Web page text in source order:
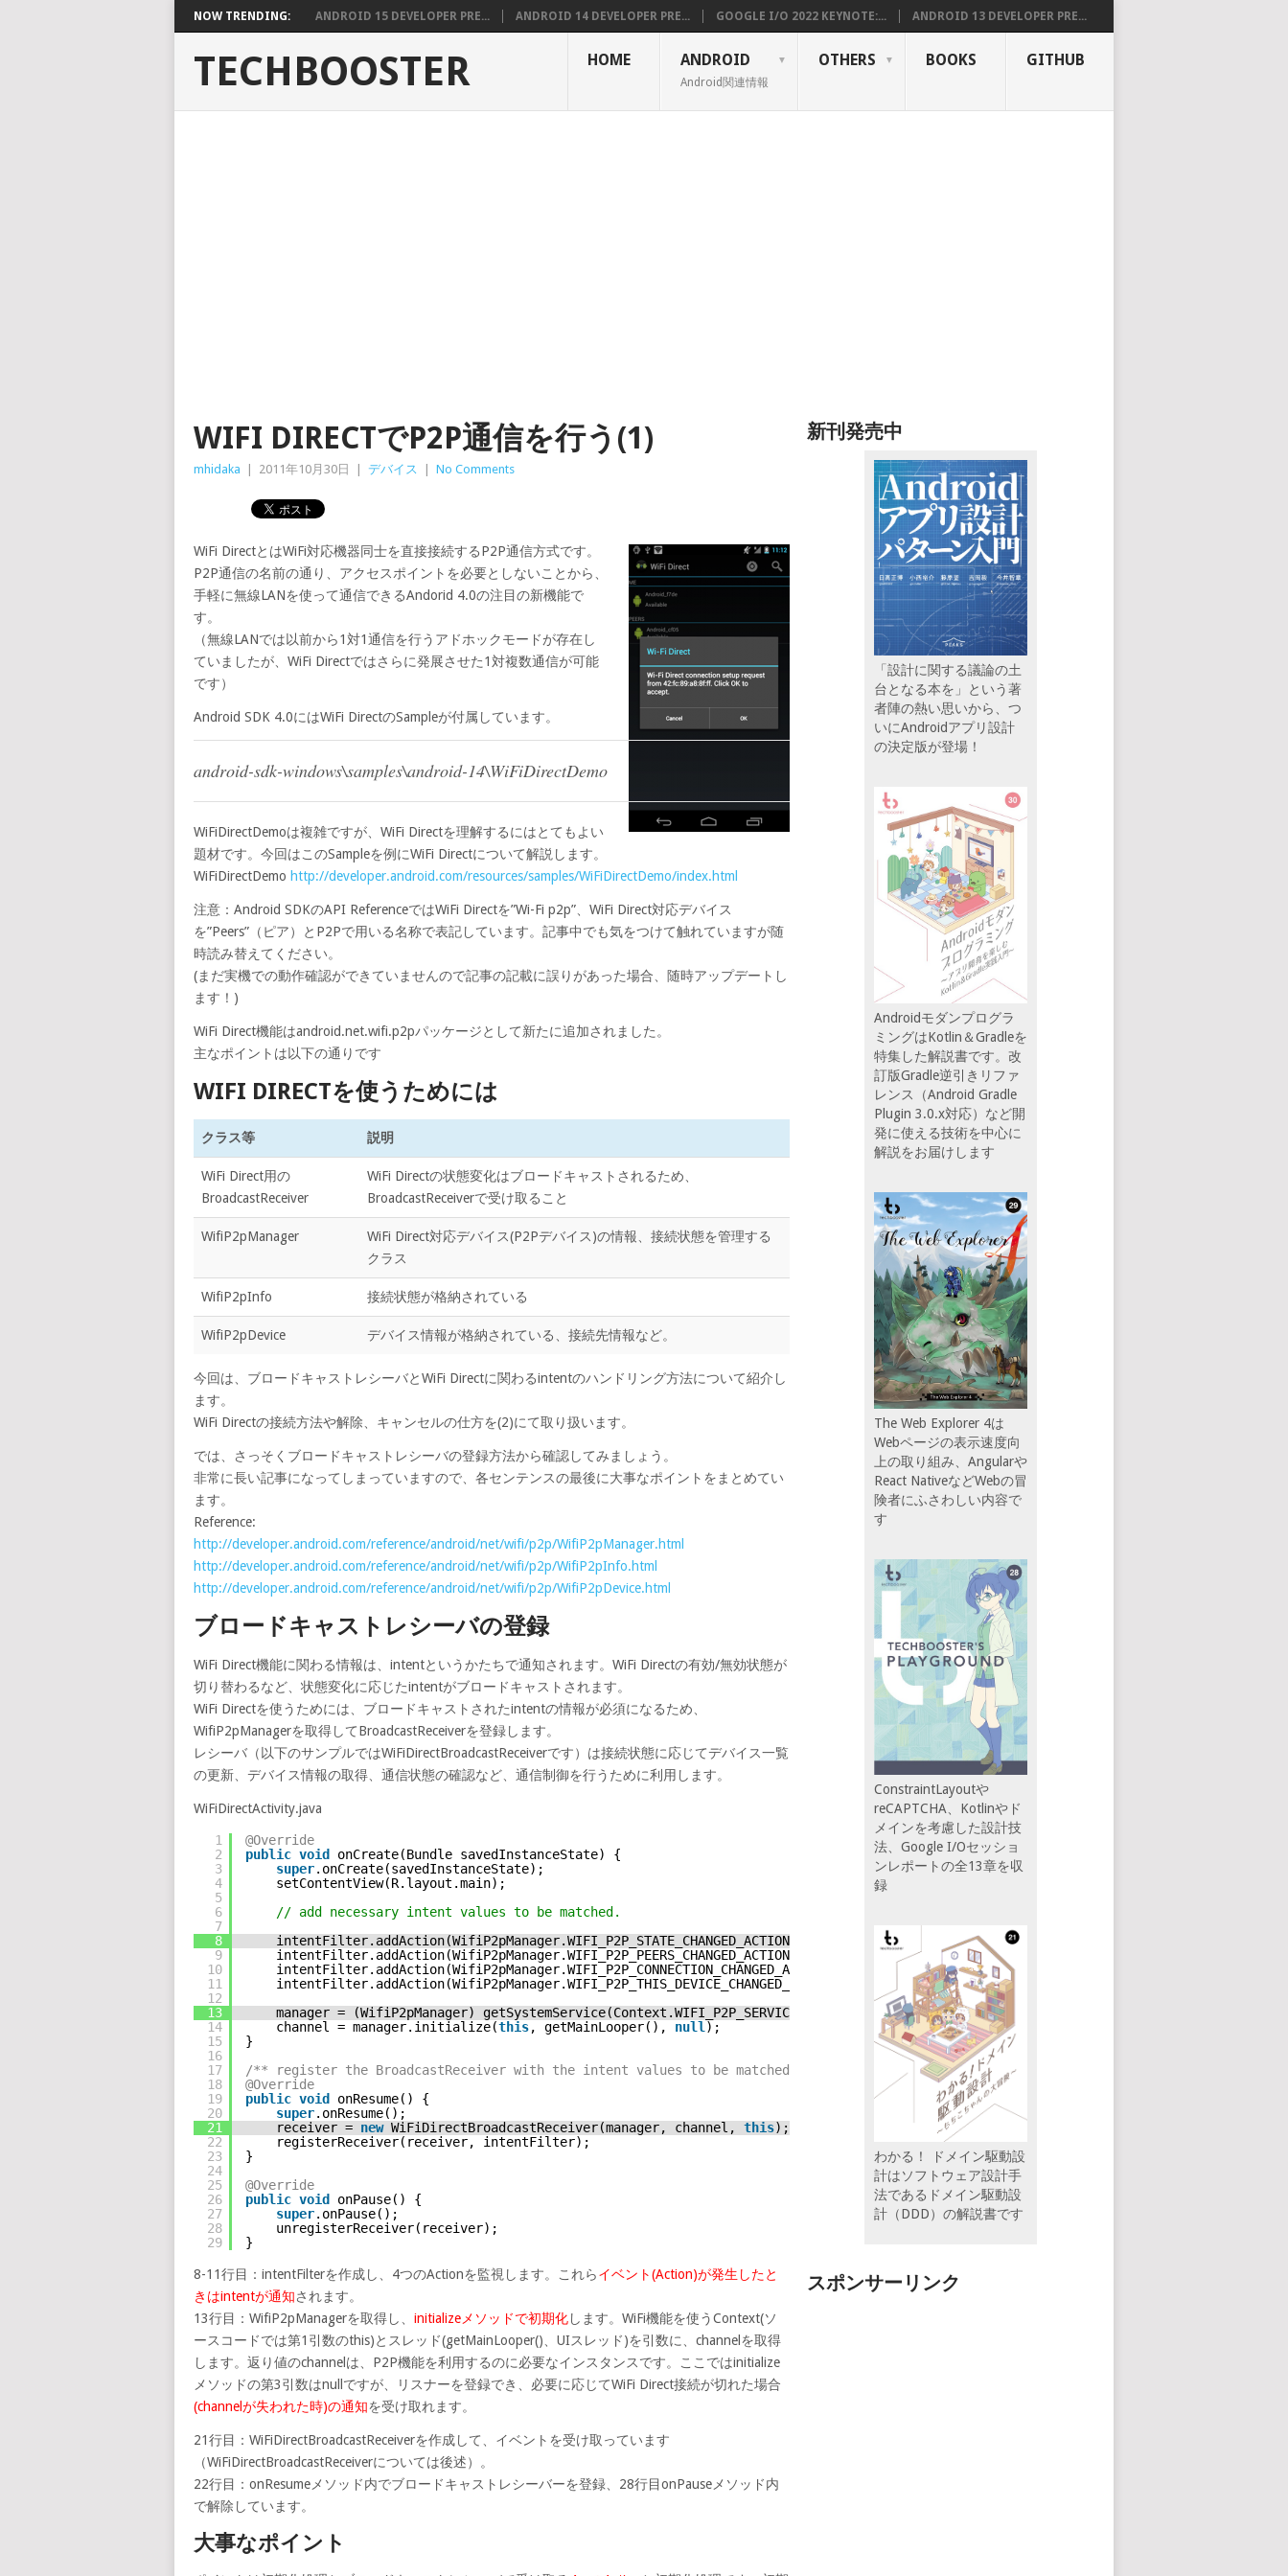
NOW TRENDING: ANDROID 15 DEVELOPER PRE... ANDROID 14 DEVELOPER PRE... GOOGLE I/O 2022 KEYNOTE:... ANDROID 13 DEVELOPER PRE...
TECHBOOSTER HOME ANDROID
Android関連情報
OTHERS BOOKS GITHUB
WIFI DIRECTでP2P通信を行う(1)
mhidaka 2011年10月30日 デバイス No Comments
WiFi DirectとはWiFi対応機器同士を直接接続するP2P通信方式です。
P2P通信の名前の通り、アクセスポイントを必要としないことから、
手軽に無線LANを使って通信できるAndorid 4.0の注目の新機能で
す。
（無線LANでは以前から1対1通信を行うアドホックモードが存在し
ていましたが、WiFi Directではさらに発展させた1対複数通信が可能
です）
Android SDK 4.0にはWiFi DirectのSampleが付属しています。
android-sdk-windows\samples\android-14\WiFiDirectDemo
WiFiDirectDemoは複雑ですが、WiFi Directを理解するにはとてもよい
題材です。今回はこのSampleを例にWiFi Directについて解説します。
WiFiDirectDemo http://developer.android.com/resources/samples/WiFiDirectDemo/index.html
注意：Android SDKのAPI ReferenceではWiFi Directを”Wi-Fi p2p”、WiFi Direct対応デバイス
を”Peers”（ピア）とP2Pで用いる名称で表記しています。記事中でも気をつけて触れていますが随
時読み替えてください。
(まだ実機での動作確認ができていませんので記事の記載に誤りがあった場合、随時アップデートし
ます！)
WiFi Direct機能はandroid.net.wifi.p2pパッケージとして新たに追加されました。
主なポイントは以下の通りです
WIFI DIRECTを使うためには
クラス等 説明
WiFi Direct用の
BroadcastReceiver
WiFi Directの状態変化はブロードキャストされるため、
BroadcastReceiverで受け取ること
WifiP2pManager
WiFi Direct対応デバイス(P2Pデバイス)の情報、接続状態を管理する
クラス
WifiP2pInfo 接続状態が格納されている
WifiP2pDevice デバイス情報が格納されている、接続先情報など。
今回は、ブロードキャストレシーバとWiFi Directに関わるintentのハンドリング方法について紹介し
ます。
WiFi Directの接続方法や解除、キャンセルの仕方を(2)にて取り扱います。
では、さっそくブロードキャストレシーバの登録方法から確認してみましょう。
非常に長い記事になってしまっていますので、各センテンスの最後に大事なポイントをまとめてい
ます。
Reference:
http://developer.android.com/reference/android/net/wifi/p2p/WifiP2pManager.html
http://developer.android.com/reference/android/net/wifi/p2p/WifiP2pInfo.html
http://developer.android.com/reference/android/net/wifi/p2p/WifiP2pDevice.html
ブロードキャストレシーバの登録
WiFi Direct機能に関わる情報は、intentというかたちで通知されます。WiFi Directの有効/無効状態が
切り替わるなど、状態変化に応じたintentがブロードキャストされます。
WiFi Directを使うためには、ブロードキャストされたintentの情報が必須になるため、
WifiP2pManagerを取得してBroadcastReceiverを登録します。
レシーバ（以下のサンプルではWiFiDirectBroadcastReceiverです）は接続状態に応じてデバイス一覧
の更新、デバイス情報の取得、通信状態の確認など、通信制御を行うために利用します。
WiFiDirectActivity.java
1
2
3
4
5
6
7
8
9
10
11
12
13
14
15
16
17
18
19
20
21
22
23
24
25
26
27
28
29
@Override
public void
onCreate(Bundle savedInstanceState) {
super.onCreate(savedInstanceState);
setContentView(R.layout.main);
// add necessary intent values to be matched.
intentFilter.addAction(WifiP2pManager.WIFI_P2P_STATE_CHANGED_ACTION);
intentFilter.addAction(WifiP2pManager.WIFI_P2P_PEERS_CHANGED_ACTION);
intentFilter.addAction(WifiP2pManager.WIFI_P2P_CONNECTION_CHANGED_ACTION);
intentFilter.addAction(WifiP2pManager.WIFI_P2P_THIS_DEVICE_CHANGED_ACTION);
manager = (WifiP2pManager) getSystemService(Context.WIFI_P2P_SERVICE);
channel = manager.initialize(this, getMainLooper(), null );
}
/** register the BroadcastReceiver with the intent values to be matched */
@Override
public void
onResume() {
super.onResume();
receiver = new WiFiDirectBroadcastReceiver(manager, channel, this);
registerReceiver(receiver, intentFilter);
}
@Override
public void
onPause() {
super.onPause();
unregisterReceiver(receiver);
}
8-11行目：intentFilterを作成し、4つのActionを監視します。これらイベント(Action)が発生したと
きはintentが通知されます。
13行目：WifiP2pManagerを取得し、 initializeメソッドで初期化します。WiFi機能を使うContext(ソ
ースコードでは第1引数のthis)とスレッド(getMainLooper()、UIスレッド)を引数に、channelを取得
します。返り値のchannelは、P2P機能を利用するのに必要なインスタンスです。ここではinitialize
メソッドの第3引数はnullですが、リスナーを登録でき、必要に応じてWiFi Direct接続が切れた場合
(channelが失われた時)の通知を受け取れます。
21行目：WiFiDirectBroadcastReceiverを作成して、イベントを受け取っています
（WiFiDirectBroadcastReceiverについては後述）。
22行目：onResumeメソッド内でブロードキャストレシーバーを登録、28行目onPauseメソッド内
で解除しています。
大事なポイント
新刊発売中
「設計に関する議論の土
台となる本を」という著
者陣の熱い思いから、つ
いにAndroidアプリ設計
の決定版が登場！
Androidモダンプログラ
ミングはKotlin＆Gradleを
特集した解説書です。改
訂版Gradle逆引きリファ
レンス（Android Gradle
Plugin 3.0.x対応）など開
発に使える技術を中心に
解説をお届けします
The Web Explorer 4は
Webページの表示速度向
上の取り組み、Angularや
React NativeなどWebの冒
険者にふさわしい内容で
す
ConstraintLayoutや
reCAPTCHA、Kotlinやド
メインを考慮した設計技
法、Google I/Oセッショ
ンレポートの全13章を収
録
わかる！ ドメイン駆動設
計はソフトウェア設計手
法であるドメイン駆動設
計（DDD）の解説書です
スポンサーリンク